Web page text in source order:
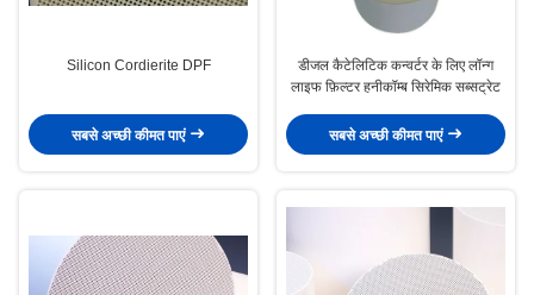
Silicon Cordierite DPF
सबसे अच्छी कीमत पाएं
डीजल कैटेलिटिक कन्वर्टर के लिए लॉन्ग
लाइफ फ़िल्टर हनीकॉम्ब सिरेमिक सब्सट्रेट
सबसे अच्छी कीमत पाएं